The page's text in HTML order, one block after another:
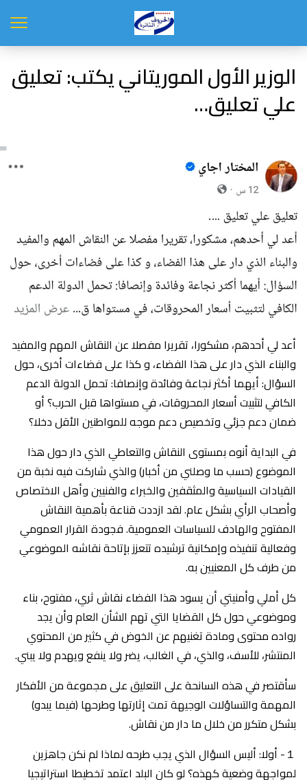
الوزير الأول الموريتاني يكتب: تعليق
علي تعليق…
أعد لي أحدهم، مشكورا، تقريرا مفصلا عن النقاش المهم والمفيد
والبناء الذي دار على هذا الفضاء، و كذا على فضاءات أخرى، حول
السؤال: أيهما أكثر نجاعة وفائدة وإنصافا: تحمل الدولة الدعم
الكافي لتثبيت أسعار المحروقات، في مستواها قبل الحرب؟ أو
ضمان دعم جزئي وتخصيص دعم موجه للمواطنين الأقل دخلا؟
في البداية أنوه بمستوى النقاش والتعاطي الذي دار حول هذا
الموضوع (حسب ما وصلني من أخبار) والذي شاركت فيه نخبة من
القيادات السياسية والمثقفين والخبراء والفنيين وأهل الاختصاص
وأصحاب الرأي بشكل عام. لقد ازددت قناعة بأهمية النقاش
المفتوح والهادف للسياسات العمومية. فجودة القرار العمومي
وفعالية تنفيذه وإمكانية ترشيده تتعزز بإتاحة نقاشه الموضوعي
من طرف كل المعنيين به.
كل أملي وأمنيتي أن يسود هذا الفضاء نقاش ثري، مفتوح، بناء
وموضوعي حول كل القضايا التي تهم الشأن العام وأن يجد
رواده محتوى ومادة تغنيهم عن الخوض في كثير من المحتوي
المنتشر، للأسف، والذي، في الغالب، يضر ولا ينفع ويهدم ولا يبني.
سأقتصر في هذه السانحة على التعليق على مجموعة من الأفكار
المهمة والتساؤلات الوجيهة تمت إثارتها وطرحها (فيما يبدو)
بشكل متكرر من خلال ما دار من نقاش.
１- أولا: أليس السؤال الذي يجب طرحه لماذا لم نكن جاهزين
لمواجهة وضعية كهذه؟ لو كان البلد اعتمد تخطيطا استراتيجيا